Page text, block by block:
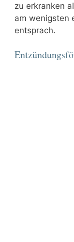
zu erkranken
am wenigsten
entsprach.